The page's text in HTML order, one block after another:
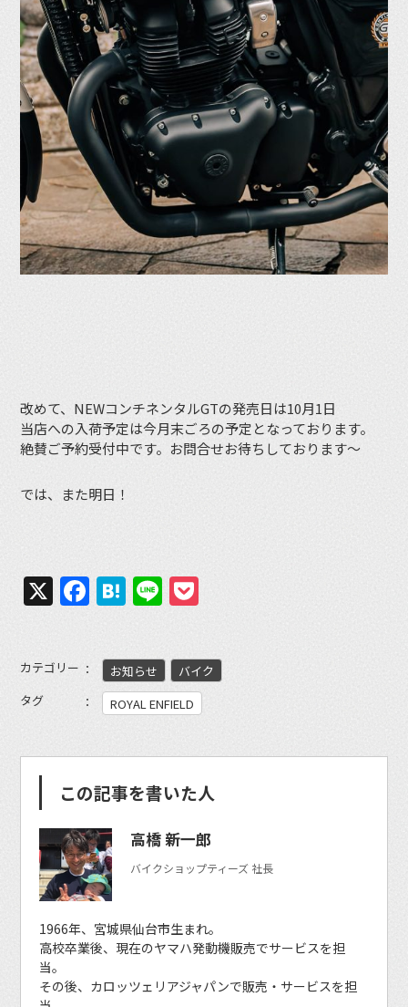
改めて、NEWコンチネンタルGTの発売日は10月1日
当店への入荷予定は今月末ごろの予定となっております。
絶賛ご予約受付中です。お問合せお待ちしております〜
では、また明日！
X Facebook
Hatena
Line
カテゴリー お知らせ
バイク
タグ
ROYAL ENFIELD
この記事を書いた人
高橋 新一郎
バイクショップティーズ 社長
1966年、宮城県仙台市生まれ。
高校卒業後、現在のヤマハ発動機販売でサービスを担
当。
その後、カロッツェリアジャパンで販売・サービスを担